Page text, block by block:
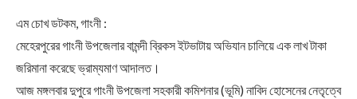
এম চোখ ডটকম, গাংনী :
মেহেরপুরের গাংনী উপজেলার বামন্দী ব্রিকস ইটভাটায় অভিযান চালিয়ে এক লাখ টাকা
জরিমানা করেছে ভ্রাম্যমাণ আদালত।
আজ মঙ্গলবার দুপুরে গাংনী উপজেলা সহকারী কমিশনার (ভূমি) নাবিদ হোসেনের নেতৃত্বে